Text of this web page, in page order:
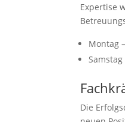
Expertise
Montag
Die